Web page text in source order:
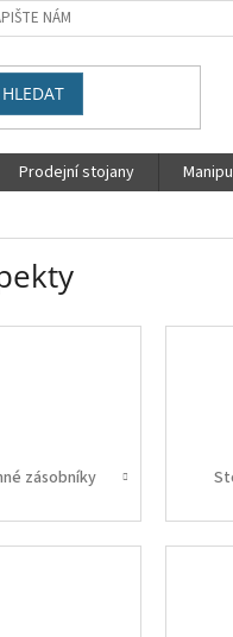
NÁM
HLEDAT
Prodejní stojany
zásobníky